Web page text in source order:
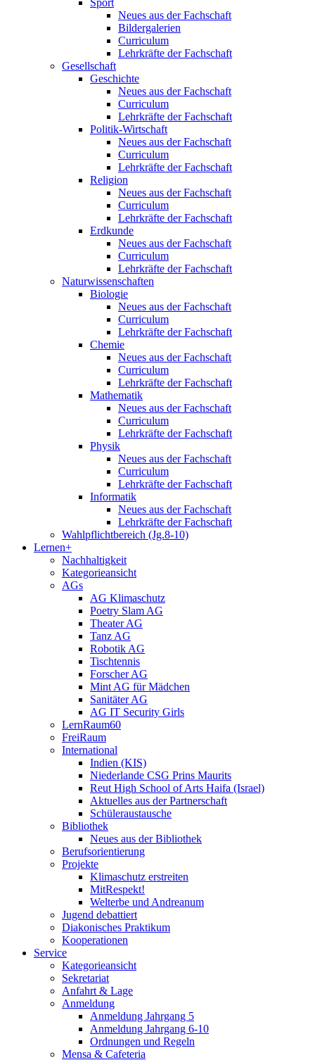
Sport
Neues aus der Fachschaft
Bildergalerien
Curriculum
Lehrkräfte der Fachschaft
Gesellschaft
Geschichte
Neues aus der Fachschaft
Curriculum
Lehrkräfte der Fachschaft
Politik-Wirtschaft
Neues aus der Fachschaft
Curriculum
Lehrkräfte der Fachschaft
Religion
Neues aus der Fachschaft
Curriculum
Lehrkräfte der Fachschaft
Erdkunde
Neues aus der Fachschaft
Curriculum
Lehrkräfte der Fachschaft
Naturwissenschaften
Biologie
Neues aus der Fachschaft
Curriculum
Lehrkräfte der Fachschaft
Chemie
Neues aus der Fachschaft
Curriculum
Lehrkräfte der Fachschaft
Mathematik
Neues aus der Fachschaft
Curriculum
Lehrkräfte der Fachschaft
Physik
Neues aus der Fachschaft
Curriculum
Lehrkräfte der Fachschaft
Informatik
Neues aus der Fachschaft
Lehrkräfte der Fachschaft
Wahlpflichtbereich (Jg.8-10)
Lernen+
Nachhaltigkeit
Kategorieansicht
AGs
AG Klimaschutz
Poetry Slam AG
Theater AG
Tanz AG
Robotik AG
Tischtennis
Forscher AG
Mint AG für Mädchen
Sanitäter AG
AG IT Security Girls
LernRaum60
FreiRaum
International
Indien (KIS)
Niederlande CSG Prins Maurits
Reut High School of Arts Haifa (Israel)
Aktuelles aus der Partnerschaft
Schüleraustausche
Bibliothek
Neues aus der Bibliothek
Berufsorientierung
Projekte
Klimaschutz erstreiten
MitRespekt!
Welterbe und Andreanum
Jugend debattiert
Diakonisches Praktikum
Kooperationen
Service
Kategorieansicht
Sekretariat
Anfahrt & Lage
Anmeldung
Anmeldung Jahrgang 5
Anmeldung Jahrgang 6-10
Ordnungen und Regeln
Mensa & Cafeteria